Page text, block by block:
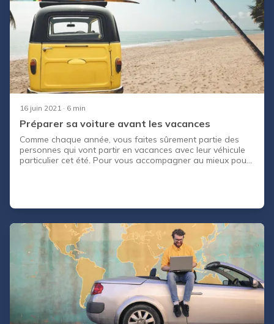
16 juin 2021 · 6 min
Préparer sa voiture avant les vacances
Comme chaque année, vous faites sûrement partie des
personnes qui vont partir en vacances avec leur véhicule
particulier cet été. Pour vous accompagner au mieux pour